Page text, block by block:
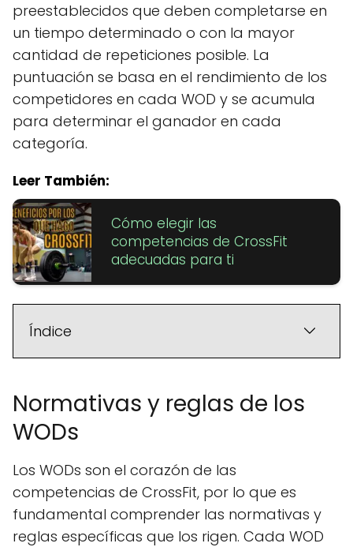
preestablecidos que deben completarse en
un tiempo determinado o con la mayor
cantidad de repeticiones posible. La
puntuación se basa en el rendimiento de los
competidores en cada WOD y se acumula
para determinar el ganador en cada
categoría.
Leer También:
Cómo elegir las
competencias de CrossFit
adecuadas para ti
Índice
Normativas y reglas de los
WODs
Los WODs son el corazón de las
competencias de CrossFit, por lo que es
fundamental comprender las normativas y
reglas específicas que los rigen. Cada WOD